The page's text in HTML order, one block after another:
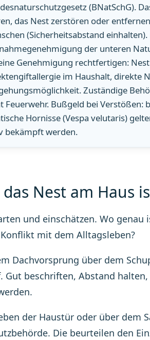
(BNatSchG).
das Nest zerstören oder
(Sicherheitsabstand
der unteren
Genehmigung rechtfertigen:
im Haushalt, direkte
Zuständige
Feuerwehr. Bußgeld bei Verstößen:
Hornisse (Vespa velutaris)
bekämpft werden.
Nest am Haus
und einschätzen. Wo genau
mit dem Alltagsleben?
Dachvorsprung über dem
Gut beschriften, Abstand
der Haustür oder über dem
Die beurteilen den